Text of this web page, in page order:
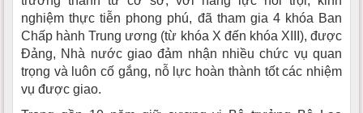
nghiệm thực tiễn phong phú, đã tham gia 4 khóa Ban
Chấp hành Trung ương (từ khóa X đến khóa XIII), được
Đảng, Nhà nước giao đảm nhận nhiều chức vụ quan
trọng và luôn cố gắng, nỗ lực hoàn thành tốt các nhiệm
vụ được giao.